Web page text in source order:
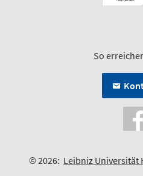
So
© 2026: Leibniz Universität